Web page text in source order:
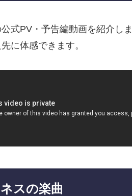
式PV・予告編動画を紹介し
に体感できます。
スの楽曲